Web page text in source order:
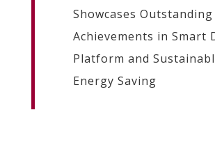
Showcases Outstanding
Achievements in Smart
Platform and
Energy Saving